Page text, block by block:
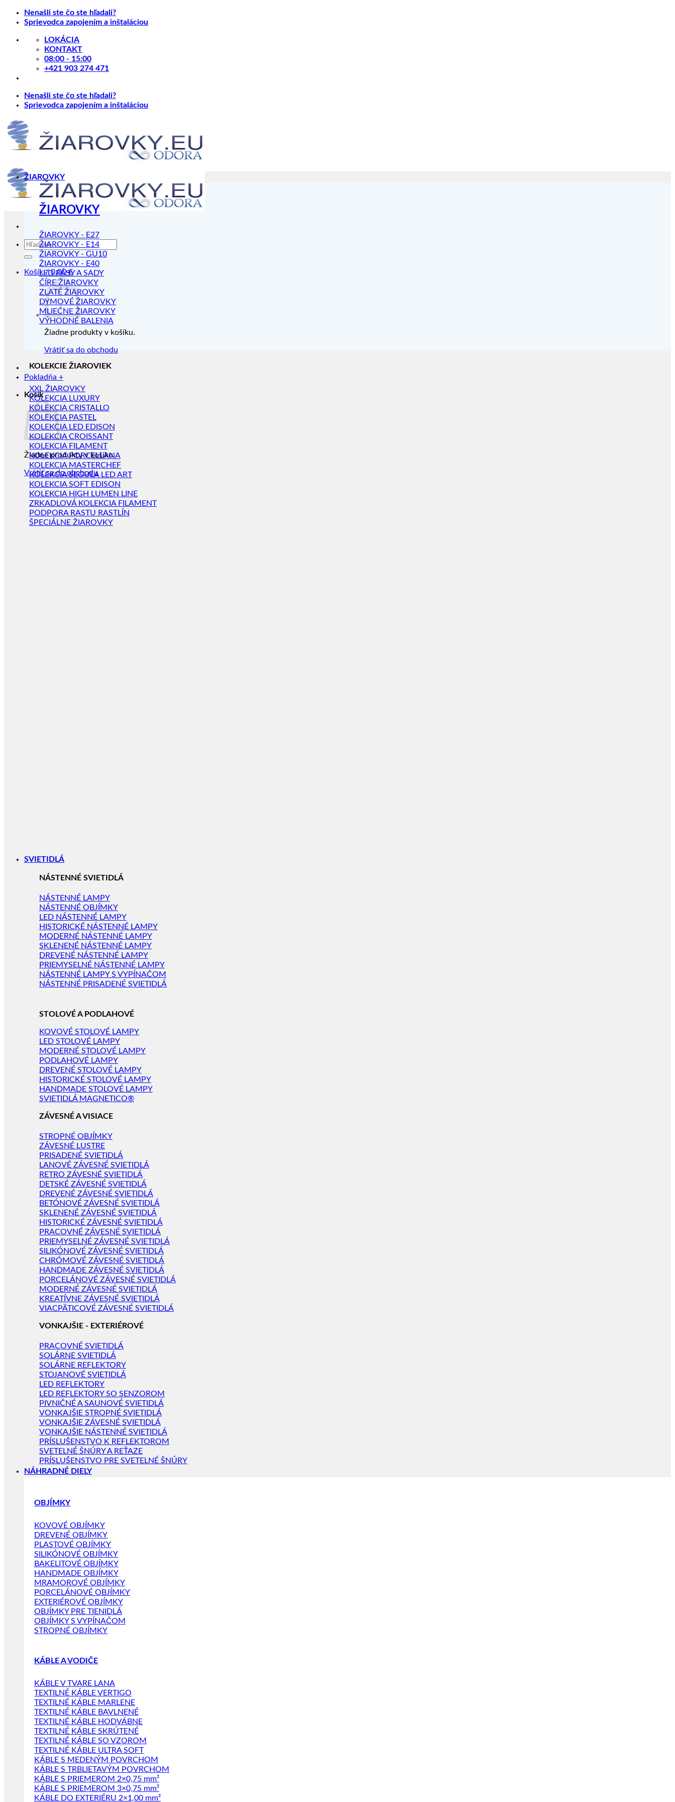
Skip
Nenašli ste čo ste hľadali?
Sprievodca zapojením a inštaláciou
LOKÁCIA
KONTAKT
08:00 - 15:00
+421 903 274 471
Nenašli ste čo ste hľadali?
Sprievodca zapojením a inštaláciou
Hľadať:
Košík /0.00€
Žiadne produkty v košíku.
Vrátiť sa do obchodu
Pokladňa +
Košík
Žiadne produkty v košíku.
Vrátiť sa do obchodu
ŽIAROVKY
ŽIAROVKY
ŽIAROVKY - E27
ŽIAROVKY - E14
ŽIAROVKY - GU10
ŽIAROVKY - E40
LED PÁSY A SADY
ČÍRE ŽIAROVKY
ZLATÉ ŽIAROVKY
DYMOVÉ ŽIAROVKY
MLIEČNE ŽIAROVKY
VÝHODNÉ BALENIA
KOLEKCIE ŽIAROVIEK
XXL ŽIAROVKY
KOLEKCIA LUXURY
KOLEKCIA CRISTALLO
KOLEKCIA PASTEL
KOLEKCIA LED EDISON
KOLEKCIA CROISSANT
KOLEKCIA FILAMENT
KOLEKCIA PORCELLANA
KOLEKCIA MASTERCHEF
KOLEKCIA SEGULA LED ART
KOLEKCIA SOFT EDISON
KOLEKCIA HIGH LUMEN LINE
ZRKADLOVÁ KOLEKCIA FILAMENT
PODPORA RASTU RASTLÍN
ŠPECIÁLNE ŽIAROVKY
SVIETIDLÁ
NÁSTENNÉ SVIETIDLÁ
NÁSTENNÉ LAMPY
NÁSTENNÉ OBJÍMKY
LED NÁSTENNÉ LAMPY
HISTORICKÉ NÁSTENNÉ LAMPY
MODERNÉ NÁSTENNÉ LAMPY
SKLENENÉ NÁSTENNÉ LAMPY
DREVENÉ NÁSTENNÉ LAMPY
PRIEMYSELNÉ NÁSTENNÉ LAMPY
NÁSTENNÉ LAMPY S VYPÍNAČOM
NÁSTENNÉ PRISADENÉ SVIETIDLÁ
STOLOVÉ A PODLAHOVÉ
KOVOVÉ STOLOVÉ LAMPY
LED STOLOVÉ LAMPY
MODERNÉ STOLOVÉ LAMPY
PODLAHOVÉ LAMPY
DREVENÉ STOLOVÉ LAMPY
HISTORICKÉ STOLOVÉ LAMPY
HANDMADE STOLOVÉ LAMPY
SVIETIDLÁ MAGNETICO®
ZÁVESNÉ A VISIACE
STROPNÉ OBJÍMKY
ZÁVESNÉ LUSTRE
PRISADENÉ SVIETIDLÁ
LANOVÉ ZÁVESNÉ SVIETIDLÁ
RETRO ZÁVESNÉ SVIETIDLÁ
DETSKÉ ZÁVESNÉ SVIETIDLÁ
DREVENÉ ZÁVESNÉ SVIETIDLÁ
BETÓNOVÉ ZÁVESNÉ SVIETIDLÁ
SKLENENÉ ZÁVESNÉ SVIETIDLÁ
HISTORICKÉ ZÁVESNÉ SVIETIDLÁ
PRACOVNÉ ZÁVESNÉ SVIETIDLÁ
PRIEMYSELNÉ ZÁVESNÉ SVIETIDLÁ
SILIKÓNOVÉ ZÁVESNÉ SVIETIDLÁ
CHRÓMOVÉ ZÁVESNÉ SVIETIDLÁ
HANDMADE ZÁVESNÉ SVIETIDLÁ
PORCELÁNOVÉ ZÁVESNÉ SVIETIDLÁ
MODERNÉ ZÁVESNÉ SVIETIDLÁ
KREATÍVNE ZÁVESNÉ SVIETIDLÁ
VIACPÄTICOVÉ ZÁVESNÉ SVIETIDLÁ
VONKAJŠIE - EXTERIÉROVÉ
PRACOVNÉ SVIETIDLÁ
SOLÁRNE SVIETIDLÁ
SOLÁRNE REFLEKTORY
STOJANOVÉ SVIETIDLÁ
LED REFLEKTORY
LED REFLEKTORY SO SENZOROM
PIVNIČNÉ A SAUNOVÉ SVIETIDLÁ
VONKAJŠIE STROPNÉ SVIETIDLÁ
VONKAJŠIE ZÁVESNÉ SVIETIDLÁ
VONKAJŠIE NÁSTENNÉ SVIETIDLÁ
PRÍSLUŠENSTVO K REFLEKTOROM
SVETELNÉ ŠNÚRY A REŤAZE
PRÍSLUŠENSTVO PRE SVETELNÉ ŠNÚRY
NÁHRADNÉ DIELY
OBJÍMKY
KOVOVÉ OBJÍMKY
DREVENÉ OBJÍMKY
PLASTOVÉ OBJÍMKY
SILIKÓNOVÉ OBJÍMKY
BAKELITOVÉ OBJÍMKY
HANDMADE OBJÍMKY
MRAMOROVÉ OBJÍMKY
PORCELÁNOVÉ OBJÍMKY
EXTERIÉROVÉ OBJÍMKY
OBJÍMKY PRE TIENIDLÁ
OBJÍMKY S VYPÍNAČOM
STROPNÉ OBJÍMKY
KÁBLE A VODIČE
KÁBLE V TVARE LANA
TEXTILNÉ KÁBLE VERTIGO
TEXTILNÉ KÁBLE MARLENE
TEXTILNÉ KÁBLE BAVLNENÉ
TEXTILNÉ KÁBLE HODVÁBNE
TEXTILNÉ KÁBLE SKRÚTENÉ
TEXTILNÉ KÁBLE SO VZOROM
TEXTILNÉ KÁBLE ULTRA SOFT
KÁBLE S MEDENÝM POVRCHOM
KÁBLE S TRBLIETAVÝM POVRCHOM
KÁBLE S PRIEMEROM 2×0,75 mm²
KÁBLE S PRIEMEROM 3×0,75 mm²
KÁBLE DO EXTERIÉRU 2×1,00 mm²